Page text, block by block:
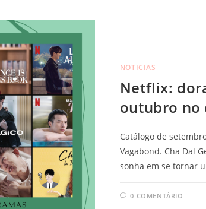
NOTICIAS
Netflix:
outubro no
Catálogo de
Vagabond. Cha Dal
sonha em se tornar
0 COMENTÁRIO